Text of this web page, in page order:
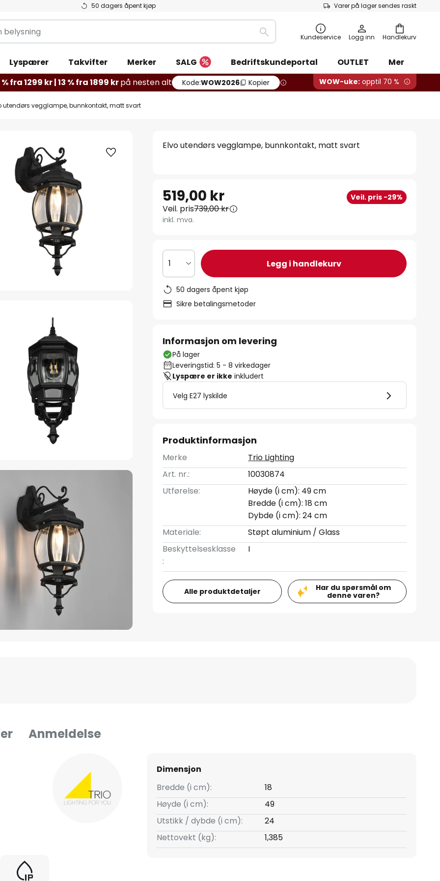
50 dagers åpent kjøp Varer på lager sendes raskt
Handlekurv
Søk Kundeservice Logg inn
Lyspærer Takvifter Merker SALG Bedriftskundeportal OUTLET
Mer
fra 1299 kr | 13 % fra 1899 krpå nesten alt Kode:WOW2026 Kopier WOW-uke: opptil 70 %
utendørs vegglampe, bunnkontakt, matt svart
Elvo utendørs vegglampe, bunnkontakt, matt svart
519,00 kr Veil. pris -29%
Veil. pris739,00 kr
inkl. mva.
1 Legg i handlekurv
50 dagers åpent kjøp
Sikre betalingsmetoder
Informasjon om levering
På lager
Leveringstid: 5 - 8 virkedager
Lyspære er ikke inkludert
Velg E27 lyskilde
Produktinformasjon
Merke
Trio Lighting
Art. nr.:
10030874
Utførelse:
Høyde (i cm): 49 cm
Bredde (i cm): 18 cm
Dybde (i cm): 24 cm
Materiale:
Støpt aluminium / Glass
Beskyttelsesklasse
:
I
Alle produktdetaljer
Har du spørsmål om
denne varen?
Anmeldelse
Dimensjon
Bredde (i cm):
18
Høyde (i cm):
49
Utstikk / dybde (i cm):
24
Nettovekt (kg):
1,385